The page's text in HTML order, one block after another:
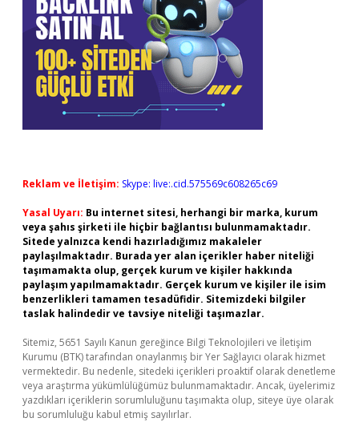
Reklam ve İletişim: Skype: live:.cid.575569c608265c69
Yasal Uyarı: Bu internet sitesi, herhangi bir marka, kurum
veya şahıs şirketi ile hiçbir bağlantısı bulunmamaktadır.
Sitede yalnızca kendi hazırladığımız makaleler
paylaşılmaktadır. Burada yer alan içerikler haber niteliği
taşımamakta olup, gerçek kurum ve kişiler hakkında
paylaşım yapılmamaktadır. Gerçek kurum ve kişiler ile isim
benzerlikleri tamamen tesadüfidir. Sitemizdeki bilgiler
taslak halindedir ve tavsiye niteliği taşımazlar.
Sitemiz, 5651 Sayılı Kanun gereğince Bilgi Teknolojileri ve İletişim
Kurumu (BTK) tarafından onaylanmış bir Yer Sağlayıcı olarak hizmet
vermektedir. Bu nedenle, sitedeki içerikleri proaktif olarak denetleme
veya araştırma yükümlülüğümüz bulunmamaktadır. Ancak, üyelerimiz
yazdıkları içeriklerin sorumluluğunu taşımakta olup, siteye üye olarak
bu sorumluluğu kabul etmiş sayılırlar.